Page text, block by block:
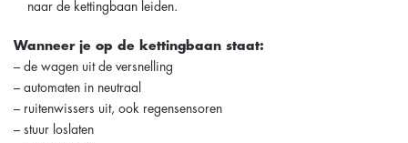
naar de kettingbaan leiden.
Wanneer je op de kettingbaan staat:
– de wagen uit de versnelling
– automaten in neutraal
– ruitenwissers uit, ook regensensoren
– stuur loslaten